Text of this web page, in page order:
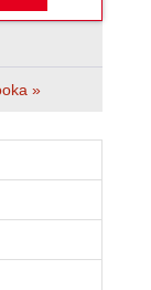
»